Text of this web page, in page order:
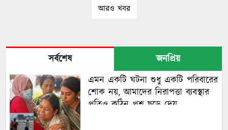
আরও খবর
সর্বশেষ
জনপ্রিয়
এমন একটি ঘটনা শুধু একটি পরিবারের
শোক নয়, আমাদের নিরাপত্তা ব্যবস্থার
প্রতিও কঠিন প্রশ্ন ছুড়ে দেয়